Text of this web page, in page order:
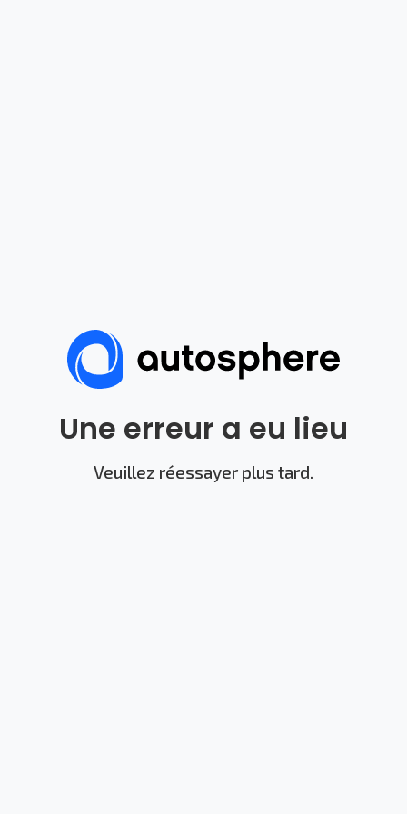
Une erreur a eu lieu
Veuillez réessayer plus tard.